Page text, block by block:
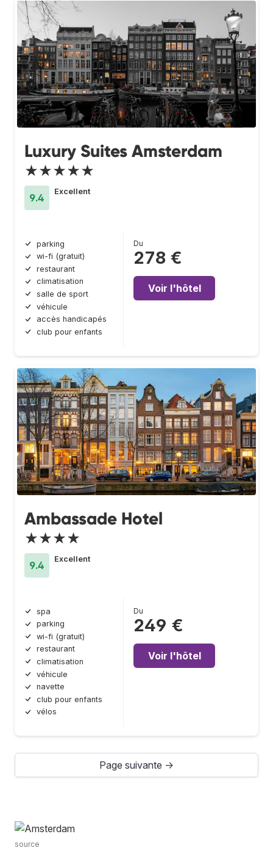
Luxury Suites Amsterdam
★★★★★
9.4
Excellent
parking
wi-fi (gratuit)
restaurant
climatisation
salle de sport
véhicule
accès handicapés
club pour enfants
Du
278 €
Voir l'hôtel
Ambassade Hotel
★★★★
9.4
Excellent
spa
parking
wi-fi (gratuit)
restaurant
climatisation
véhicule
navette
club pour enfants
vélos
Du
249 €
Voir l'hôtel
Page suivante →
source